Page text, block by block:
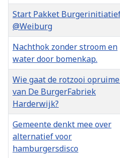
Start Pakket
@Weiburg
Nachthok zonder stroom en
water door bomenkap.
Wie gaat de rotzooi
van De BurgerFabriek
Harderwijk?
Gemeente denkt mee over
alternatief voor
hamburgersdisco